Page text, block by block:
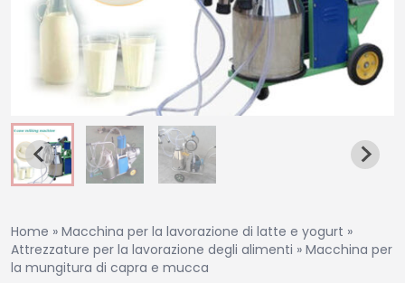
Home » Macchina per la lavorazione di latte e yogurt »
Attrezzature per la lavorazione degli alimenti » Macchina per
la mungitura di capra e mucca